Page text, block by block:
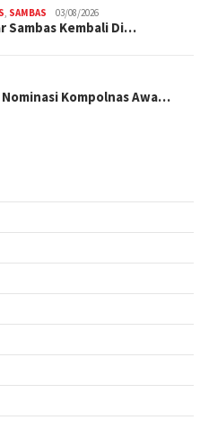
, SAMBAS 03/08/2026
Sambas Kembali Di…
Kompolnas Awa…